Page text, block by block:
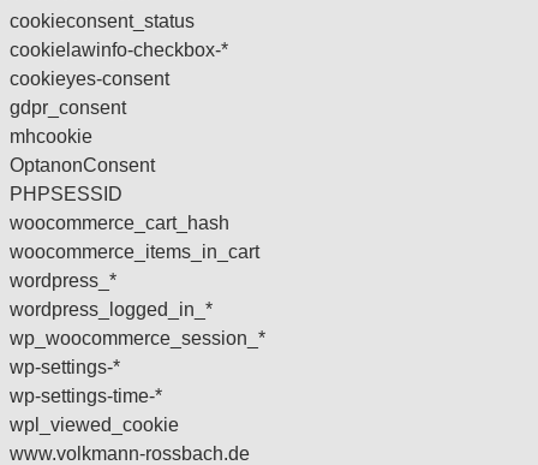
cookieconsent_status
cookielawinfo-checkbox-*
cookieyes-consent
gdpr_consent
mhcookie
OptanonConsent
PHPSESSID
woocommerce_cart_hash
woocommerce_items_in_cart
wordpress_*
wordpress_logged_in_*
wp_woocommerce_session_*
wp-settings-*
wp-settings-time-*
wpl_viewed_cookie
www.volkmann-rossbach.de